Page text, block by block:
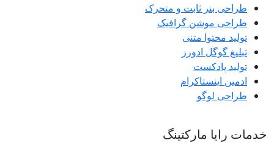
طراحی بنر ثابت و متحرک
طراحی موشن گرافیک
تولید محتوا متنی
تبلیغ گوگل ادورز
تولید پادکست
ادمین اینستاکرام
طراحی لوگو
خدمات رایا مارکتینگ